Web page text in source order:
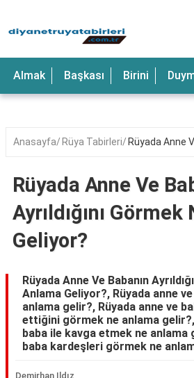
Anne
Bebek
Çocuk
Deniz
Düğün
Erkek
Eski
Almak Başkası Birini
Anasayfa Rüya Tabirleri Rüyada Anne
Rüyada Anne Ve
Ayrıldığını
Geliyor?
Rüyada Anne Ve Babanın
Anlama Geliyor?, Rüyada anne
anlama gelir?, Rüyada anne ve
ettiğini görmek ne anlama gelir?,
baba ile kavga etmek ne anlama
baba kardeşleri görmek ne
Demirhan Ildız